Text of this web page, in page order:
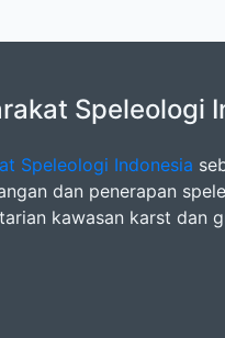
Speleologi
Speleologi Indonesia
dan penerapan
kawasan karst dan